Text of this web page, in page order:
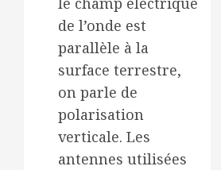
de l’onde est
parallèle à la
surface terrestre,
on parle de
polarisation
verticale. Les
antennes utilisées